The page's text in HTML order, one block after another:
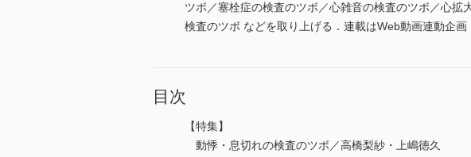
ツボ／塞栓症の検査のツボ／心雑音の検査のツボ／心
検査のツボ などを取り上げる．連載はWeb動画連動企
目次
【特集】
動悸・息切れの検査のツボ／高橋梨紗・上嶋徳久